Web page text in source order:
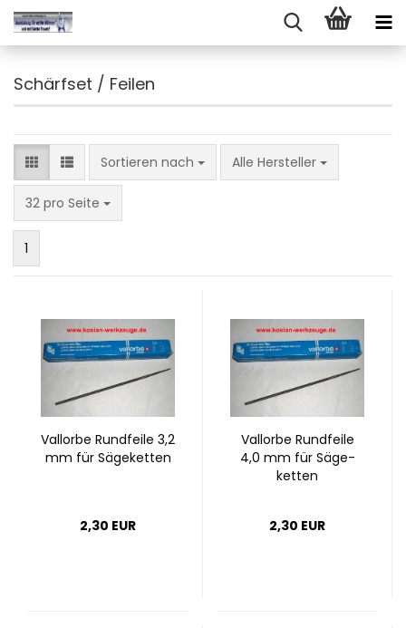
Schärfset / Feilen
Sortieren nach
Sortieren nach Alle Hersteller
32 pro Seite
pro Seite
1
Vall­or­be Rund­fei­le 3,2
mm für Sä­ge­ket­ten
2,30 EUR
Vall­or­be Rund­fei­le
4,0 mm für Sä­ge­
ket­ten
2,30 EUR